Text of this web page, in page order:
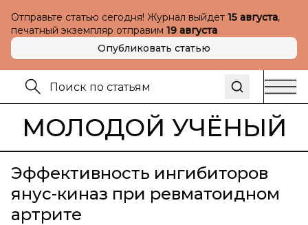
Отправьте статью сегодня! Журнал выйдет 15 августа,
печатный экземпляр отправим 19 августа
Опубликовать статью
МОЛОДОЙ УЧЁНЫЙ
Эффективность ингибиторов
янус-киназ при ревматоидном
артрите